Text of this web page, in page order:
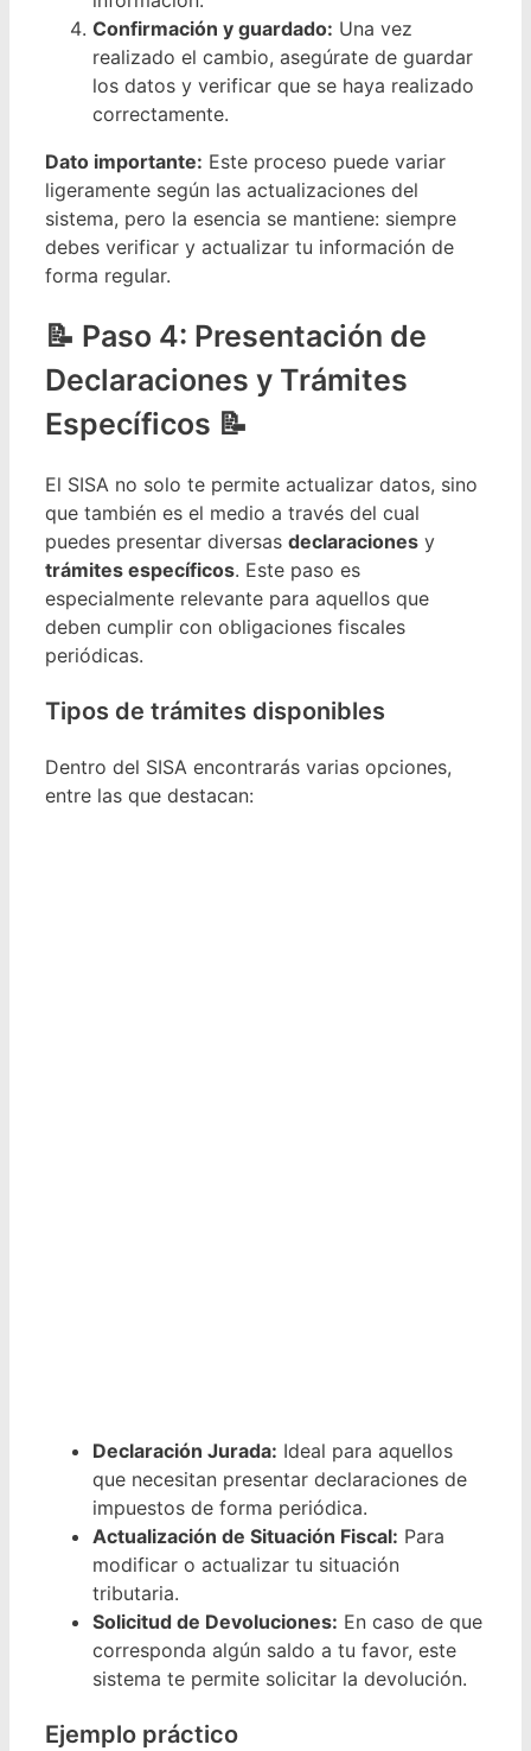
Confirmación y guardado: Una vez
realizado el cambio, asegúrate de guardar
los datos y verificar que se haya realizado
correctamente.
Dato importante: Este proceso puede variar
ligeramente según las actualizaciones del
sistema, pero la esencia se mantiene: siempre
debes verificar y actualizar tu información de
forma regular.
Paso 4: Presentación de
Declaraciones y Trámites
Específicos 📝
El SISA no solo te permite actualizar datos, sino
que también es el medio a través del cual
puedes presentar diversas declaraciones y
trámites específicos. Este paso es
especialmente relevante para aquellos que
deben cumplir con obligaciones fiscales
periódicas.
Tipos de trámites disponibles
Dentro del SISA encontrarás varias opciones,
entre las que destacan:
Declaración Jurada: Ideal para aquellos
que necesitan presentar declaraciones de
impuestos de forma periódica.
Actualización de Situación Fiscal: Para
modificar o actualizar tu situación
tributaria.
Solicitud de Devoluciones: En caso de que
corresponda algún saldo a tu favor, este
sistema te permite solicitar la devolución.
Ejemplo práctico